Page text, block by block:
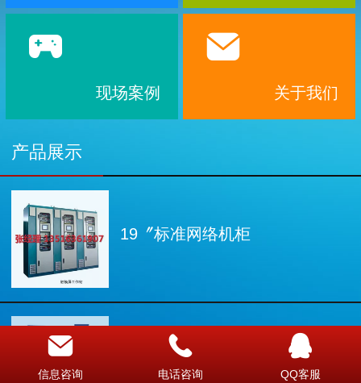
现场案例 关于我们
产品展示
19〞标准网络机柜
CXJ系列干粉永磁筒式磁选机
信息咨询 电话咨询 QQ客服